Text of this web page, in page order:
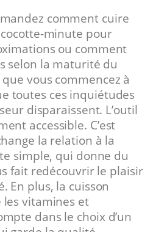
comment cuire
minute pour
ou comment
selon la maturité du
que vous commencez à
toutes ces inquiétudes
disparaissent. L’outil
accessible. C’est
la relation à la
simple, qui donne du
fait redécouvrir le plaisir
En plus, la cuisson
vitamines et
dans le choix d’un